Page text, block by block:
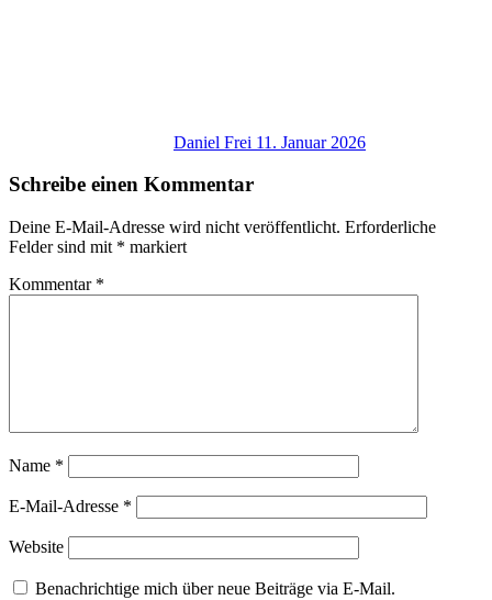
Daniel Frei 11. Januar 2026
Schreibe einen Kommentar
Deine E-Mail-Adresse wird nicht veröffentlicht. Erforderliche
Felder sind mit * markiert
Kommentar *
Name *
E-Mail-Adresse *
Website
Benachrichtige mich über neue Beiträge via E-Mail.